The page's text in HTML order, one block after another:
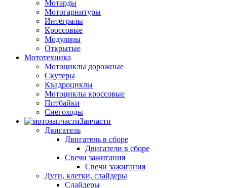
Мотарды
Мотогарнитуры
Интегралы
Кроссовые
Модуляры
Открытые
Мототехника
Мотоциклы дорожные
Скутеры
Квадроциклы
Мотоциклы кроссовые
Питбайки
Снегоходы
Запчасти
Двигатель
Двигатель в сборе
Двигатели в сборе
Свечи зажигания
Свечи зажигания
Дуги, клетки, слайдеры
Слайдеры